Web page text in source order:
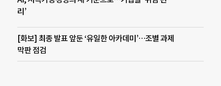
리’
[화보] 최종 발표 앞둔 ‘유일한 아카데미’…조별 과제
막판 점검